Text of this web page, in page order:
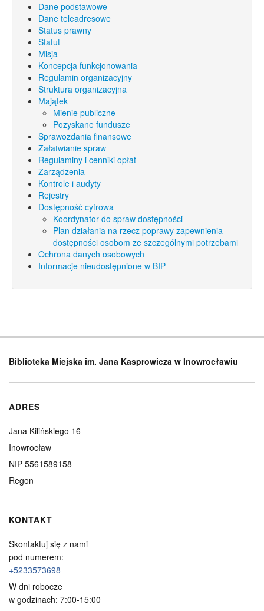
Dane podstawowe
Dane teleadresowe
Status prawny
Statut
Misja
Koncepcja funkcjonowania
Regulamin organizacyjny
Struktura organizacyjna
Majątek
Mienie publiczne
Pozyskane fundusze
Sprawozdania finansowe
Załatwianie spraw
Regulaminy i cenniki opłat
Zarządzenia
Kontrole i audyty
Rejestry
Dostępność cyfrowa
Koordynator do spraw dostępności
Plan działania na rzecz poprawy zapewnienia
dostępności osobom ze szczególnymi potrzebami
Ochrona danych osobowych
Informacje nieudostępnione w BIP
Biblioteka Miejska im. Jana Kasprowicza w Inowrocławiu
ADRES
Jana Kilińskiego 16
Inowrocław
NIP 5561589158
Regon
KONTAKT
Skontaktuj się z nami
pod numerem:
+5233573698
W dni robocze
w godzinach: 7:00-15:00